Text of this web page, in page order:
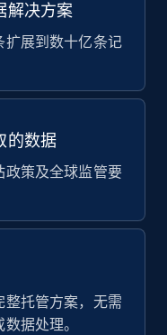
解决方案
扩展到数十亿条记
的数据
政策及全球监管要
整托管方案，无需
据处理。